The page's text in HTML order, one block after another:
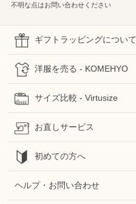
不明な点はお問い合わせください
ギフトラッピングについて
洋服を売る - KOMEHYO
サイズ比較 - Virtusize
お直しサービス
初めての方へ
ヘルプ・お問い合わせ